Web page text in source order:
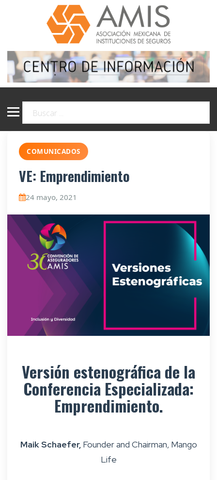
COMUNICADOS
VE: Emprendimiento
24 mayo, 2021
Versión estenográfica de la
Conferencia Especializada:
Emprendimiento.
Maik Schaefer,Founder and Chairman, Mango
Life